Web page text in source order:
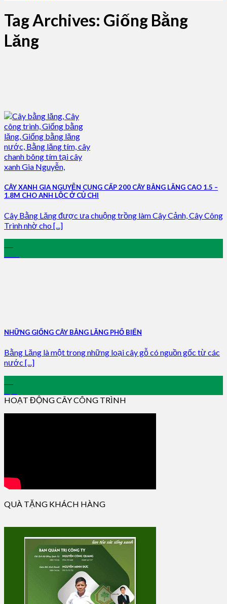
Tag Archives: Giống Bằng
Lăng
CÂY XANH GIA NGUYỄN CUNG CẤP 200 CÂY BẰNG LĂNG CAO 1.5 –
1.8M CHO ANH LỘC Ở CỦ CHI
Cây Bằng Lăng được ưa chuộng trồng làm Cây Cảnh, Cây Công
Trình nhờ cho [...]
NHỮNG GIỐNG CÂY BẰNG LĂNG PHỔ BIẾN
Bằng Lăng là một trong những loại cây gỗ có nguồn gốc từ các
nước [...]
HOẠT ĐỘNG CÂY CÔNG TRÌNH
QUÀ TẶNG KHÁCH HÀNG